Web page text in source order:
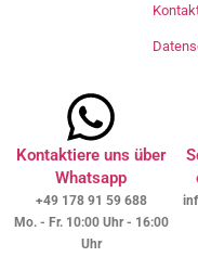
Kontaktiere uns über
Whatsapp
+49 178 91 59 688
Mo. - Fr. 10:00 Uhr - 16:00
Uhr